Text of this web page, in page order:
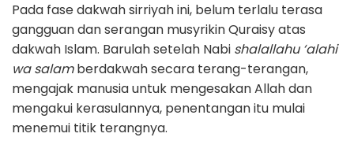
Pada fase dakwah sirriyah ini, belum terlalu terasa
gangguan dan serangan musyrikin Quraisy atas
dakwah Islam. Barulah setelah Nabi shalallahu ‘alahi
wa salamberdakwah secara terang-terangan,
mengajak manusia untuk mengesakan Allah dan
mengakui kerasulannya, penentangan itu mulai
menemui titik terangnya.